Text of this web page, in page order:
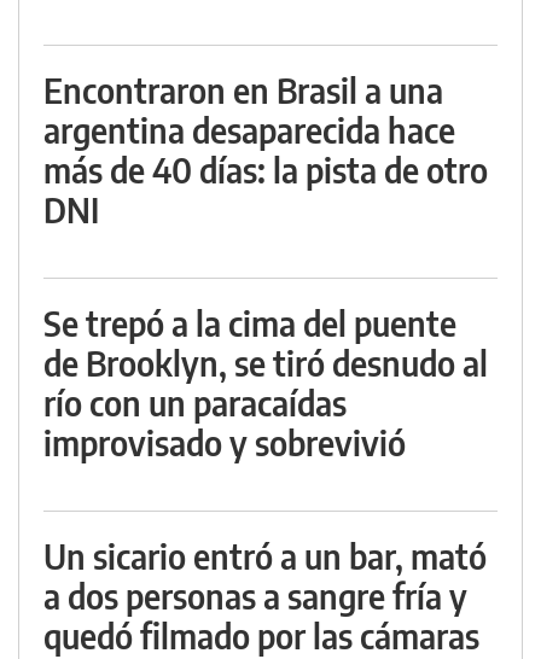
Encontraron en Brasil a una
argentina desaparecida hace
más de 40 días: la pista de otro
DNI
Se trepó a la cima del puente
de Brooklyn, se tiró desnudo al
río con un paracaídas
improvisado y sobrevivió
Un sicario entró a un bar, mató
a dos personas a sangre fría y
quedó filmado por las cámaras